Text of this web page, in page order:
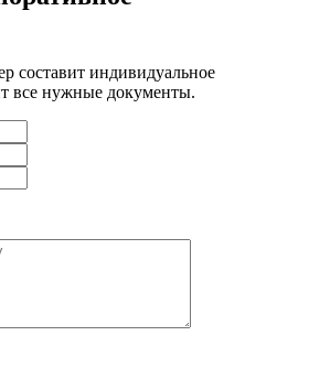
составит индивидуальное
все нужные документы.